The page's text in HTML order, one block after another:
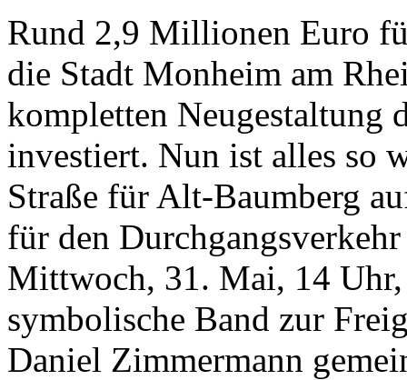
Rund 2,9 Millionen Euro
die Stadt Monheim am
kompletten Neugestaltung
investiert. Nun ist alles so
Straße für Alt-Baumberg
für den
Mittwoch, 31. Mai, 14
symbolische Band zur
Daniel Zimmermann